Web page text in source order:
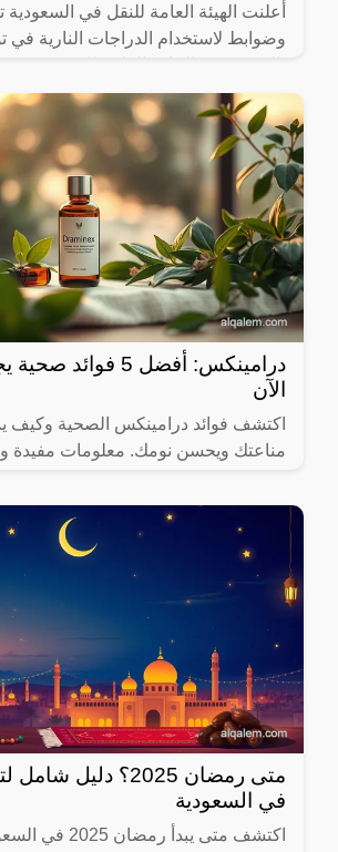
أعلنت الهيئة العامة للنقل في
وضوابط لاستخدام الدراجات النارية في
درامينكس: أفضل 5
الآن
اكتشف فوائد درامينكس الصحية وكيف
مناعتك ويحسن نومك. معلومات مفيدة
متى رمضان 2025؟ دليل
في السعودية
اكتشف متى يبدأ